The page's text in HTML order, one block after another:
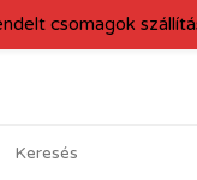
csomagok